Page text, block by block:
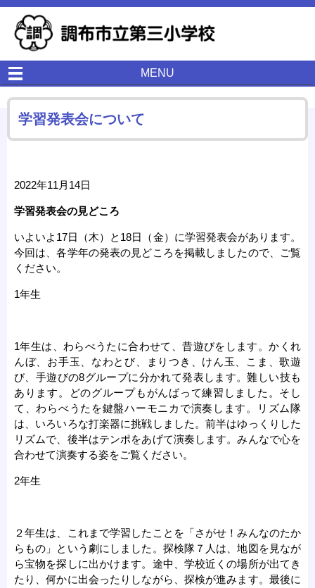
MENU
学習発表会について
2022年11月14日
学習発表会の見どころ
いよいよ17日（木）と18日（金）に学習発表会があります。
今回は、各学年の発表の見どころを掲載しましたので、ご覧
ください。
1年生
1年生は、わらべうたに合わせて、昔遊びをします。かくれ
んぼ、お手玉、なわとび、まりつき、けん玉、こま、歌遊
び、手遊びの8グループに分かれて発表します。難しい技も
あります。どのグループもがんばって練習しました。そし
て、わらべうたを鍵盤ハーモニカで演奏します。リズム隊
は、いろいろな打楽器に挑戦しました。前半はゆっくりした
リズムで、後半はテンポをあげて演奏します。みんなで心を
合わせて演奏する姿をご覧ください。
2年生
２年生は、これまで学習したことを「さがせ！みんなのたか
らもの」という劇にしました。探検隊７人は、地図を見なが
ら宝物を探しに出かけます。途中、学校近くの場所が出てき
たり、何かに出会ったりしながら、探検が進みます。最後に